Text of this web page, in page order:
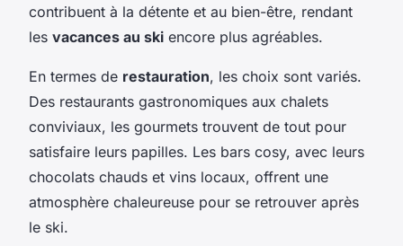
contribuent à la détente et au bien-être, rendant
les vacances au ski encore plus agréables.
En termes de restauration, les choix sont variés.
Des restaurants gastronomiques aux chalets
conviviaux, les gourmets trouvent de tout pour
satisfaire leurs papilles. Les bars cosy, avec leurs
chocolats chauds et vins locaux, offrent une
atmosphère chaleureuse pour se retrouver après
le ski.